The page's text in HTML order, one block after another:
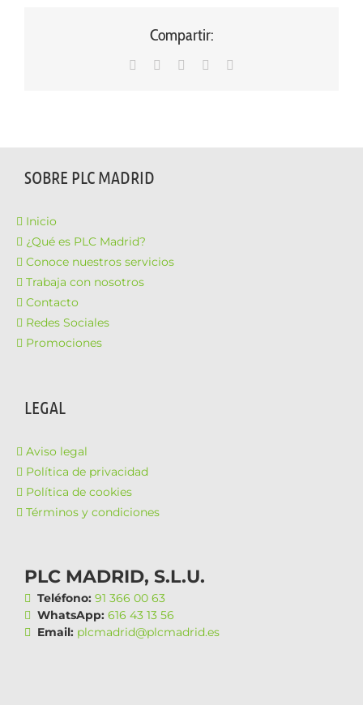
Compartir:
WhatsAppLinkedInFacebook
SOBRE PLC MADRID
Inicio
¿Qué es PLC Madrid?
Conoce nuestros servicios
Trabaja con nosotros
Contacto
Redes Sociales
Promociones
LEGAL
Aviso legal
Política de privacidad
Política de cookies
Términos y condiciones
PLC MADRID, S.L.U.
Teléfono: 91 366 00 63
WhatsApp: 616 43 13 56
Email: plcmadrid@plcmadrid.es